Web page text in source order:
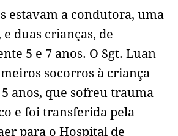
estavam a condutora, uma
duas crianças, de
5 e 7 anos. O Sgt. Luan
socorros à criança
anos, que sofreu trauma
e foi transferida pela
para o Hospital de